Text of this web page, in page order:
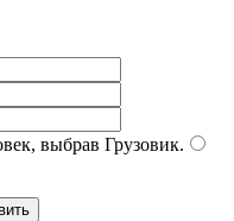
выбрав Грузовик.